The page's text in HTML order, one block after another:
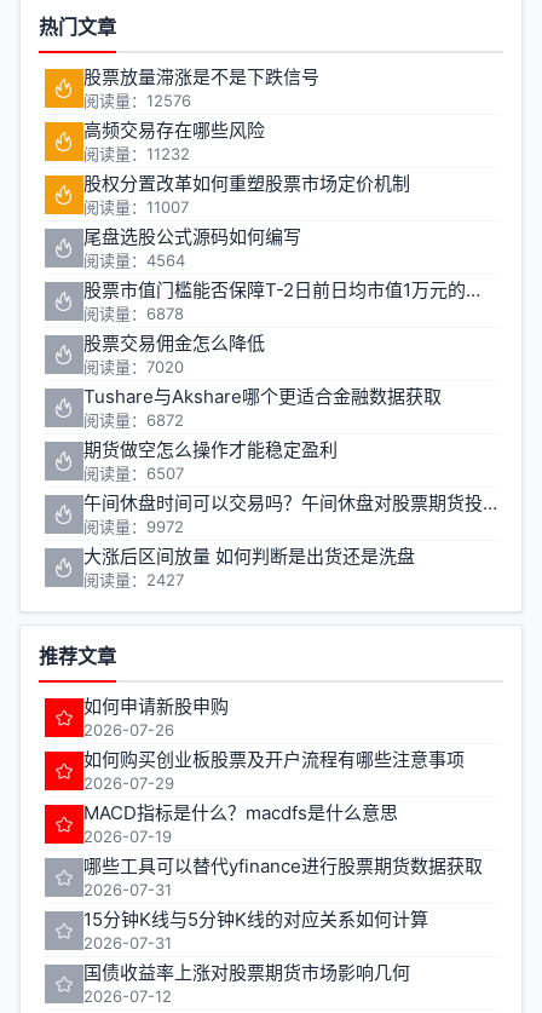
热门文章
股票放量滞涨是不是下跌信号
阅读量：12576
高频交易存在哪些风险
阅读量：11232
股权分置改革如何重塑股票市场定价机制
阅读量：11007
尾盘选股公式源码如何编写
阅读量：4564
股票市值门槛能否保障T-2日前日均市值1万元的投资安全
阅读量：6878
股票交易佣金怎么降低
阅读量：7020
Tushare与Akshare哪个更适合金融数据获取
阅读量：6872
期货做空怎么操作才能稳定盈利
阅读量：6507
午间休盘时间可以交易吗？午间休盘对股票期货投资有什么影响
阅读量：9972
大涨后区间放量 如何判断是出货还是洗盘
阅读量：2427
推荐文章
如何申请新股申购
2026-07-26
如何购买创业板股票及开户流程有哪些注意事项
2026-07-29
MACD指标是什么？macdfs是什么意思
2026-07-19
哪些工具可以替代yfinance进行股票期货数据获取
2026-07-31
15分钟K线与5分钟K线的对应关系如何计算
2026-07-31
国债收益率上涨对股票期货市场影响几何
2026-07-12